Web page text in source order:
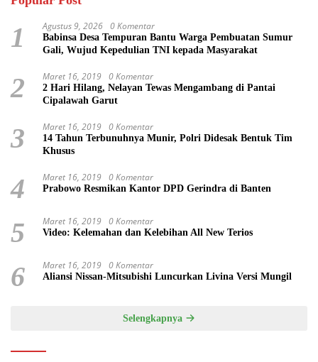
1 Agustus 9, 2026 0 Komentar
Babinsa Desa Tempuran Bantu Warga Pembuatan Sumur
Gali, Wujud Kepedulian TNI kepada Masyarakat
2 Maret 16, 2019 0 Komentar
2 Hari Hilang, Nelayan Tewas Mengambang di Pantai
Cipalawah Garut
3 Maret 16, 2019 0 Komentar
14 Tahun Terbunuhnya Munir, Polri Didesak Bentuk Tim
Khusus
4 Maret 16, 2019 0 Komentar
Prabowo Resmikan Kantor DPD Gerindra di Banten
5 Maret 16, 2019 0 Komentar
Video: Kelemahan dan Kelebihan All New Terios
6 Maret 16, 2019 0 Komentar
Aliansi Nissan-Mitsubishi Luncurkan Livina Versi Mungil
Selengkapnya